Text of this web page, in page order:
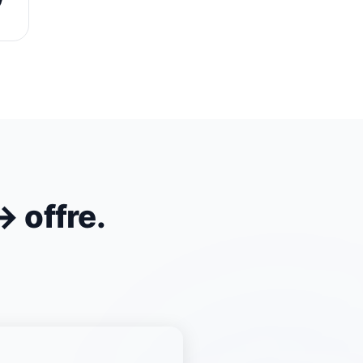
offre.